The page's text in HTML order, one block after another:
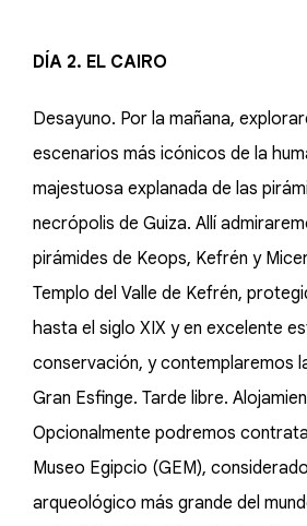
DÍA 2. EL CAIRO
Desayuno. Por la mañana,
escenarios más icónicos de la
majestuosa explanada de las
necrópolis de Guiza. Allí
pirámides de Keops, Kefrén y
Templo del Valle de Kefrén,
hasta el siglo XIX y en excelente
conservación, y contemplaremos
Gran Esfinge. Tarde libre.
Opcionalmente podremos
Museo Egipcio (GEM),
arqueológico más grande del